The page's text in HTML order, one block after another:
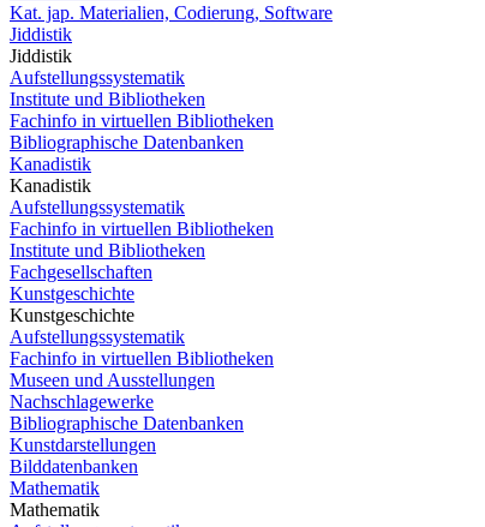
Kat. jap. Materialien, Codierung, Software
Jiddistik
Jiddistik
Aufstellungssystematik
Institute und Bibliotheken
Fachinfo in virtuellen Bibliotheken
Bibliographische Datenbanken
Kanadistik
Kanadistik
Aufstellungssystematik
Fachinfo in virtuellen Bibliotheken
Institute und Bibliotheken
Fachgesellschaften
Kunstgeschichte
Kunstgeschichte
Aufstellungssystematik
Fachinfo in virtuellen Bibliotheken
Museen und Ausstellungen
Nachschlagewerke
Bibliographische Datenbanken
Kunstdarstellungen
Bilddatenbanken
Mathematik
Mathematik